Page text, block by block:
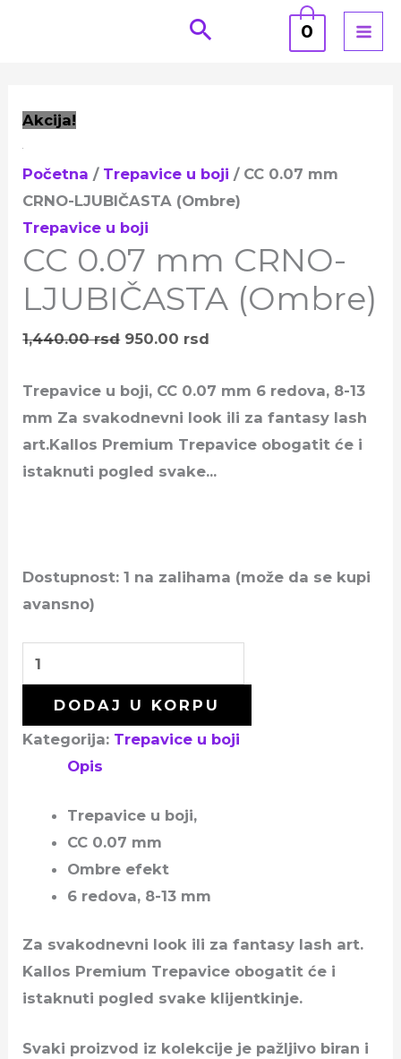
0
Akcija!
Početna / Trepavice u boji / CC 0.07 mm
CRNO-LJUBIČASTA (Ombre)
Trepavice u boji
CC 0.07 mm CRNO-
LJUBIČASTA (Ombre)
1,440.00rsd
bila:
1,440.00 rsd.
950.00 rsd
950.00 rsd.
Trepavice u boji, CC 0.07 mm 6 redova, 8-13
mm Za svakodnevni look ili za fantasy lash
art.Kallos Premium Trepavice obogatit će i
istaknuti pogled svake…
Dostupnost: 1 na zalihama (može da se kupi
avansno)
0.07
mm
CRNO-
LJUBIČASTA
(Ombre)
količina
DODAJ U KORPU
Kategorija: Trepavice u boji
Opis
Trepavice u boji,
CC 0.07 mm
Ombre efekt
6 redova, 8-13 mm
Za svakodnevni look ili za fantasy lash art.
Kallos Premium Trepavice obogatit će i
istaknuti pogled svake klijentkinje.
Svaki proizvod iz kolekcije je pažljivo biran i